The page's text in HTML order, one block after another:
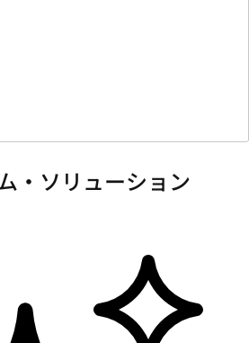
・ソリューション